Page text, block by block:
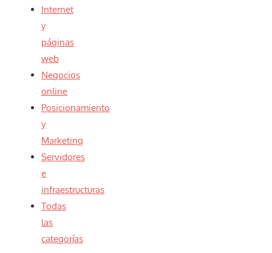
Internet
y
páginas
web
Negocios
online
Posicionamiento
y
Marketing
Servidores
e
infraestructuras
Todas
las
categorías